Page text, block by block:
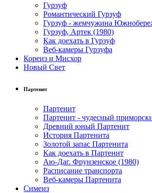
Гурзуф
Романтический Гурзуф
Гурзуф - жемчужина
Гурзуф, Артек (1980)
Как доехать в Гурзуф
Веб-камеры Гурзуфа
Кореиз и Мисхор
Новый Свет
Партенит
Партенит
Партенит - чудесный
Древний юный Партенит
История Партенита
Золотой запас Партенита
Как доехать в Партенит
Аю-Даг. Фрунзенское (1980)
Расписание транспорта
Веб-камеры Партенита
Симеиз